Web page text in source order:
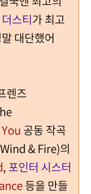
더스티가 최고
대단했어
렌즈
공동 작곡
& Fire)의
, 포인터 시스터
등을 만들